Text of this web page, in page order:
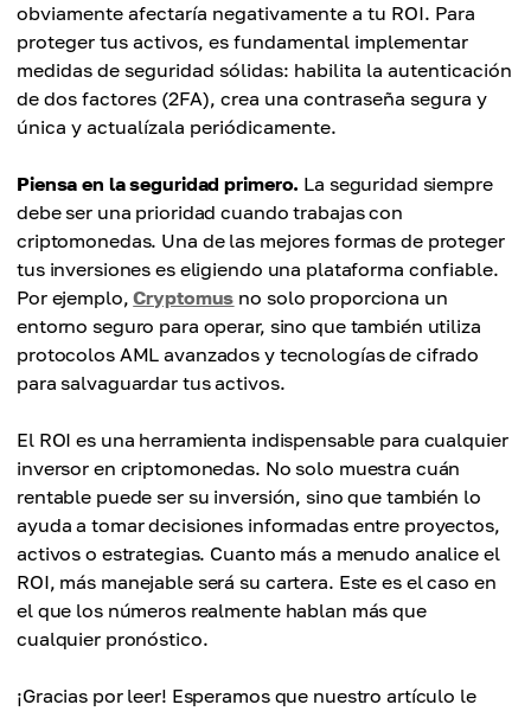
obviamente afectaría negativamente a tu ROI. Para
proteger tus activos, es fundamental implementar
medidas de seguridad sólidas: habilita la autenticación
de dos factores (2FA), crea una contraseña segura y
única y actualízala periódicamente.
Piensa en la seguridad primero. La seguridad siempre
debe ser una prioridad cuando trabajas con
criptomonedas. Una de las mejores formas de proteger
tus inversiones es eligiendo una plataforma confiable.
Por ejemplo,Cryptomus no solo proporciona un
entorno seguro para operar, sino que también utiliza
protocolos AML avanzados y tecnologías de cifrado
para salvaguardar tus activos.
El ROI es una herramienta indispensable para cualquier
inversor en criptomonedas. No solo muestra cuán
rentable puede ser su inversión, sino que también lo
ayuda a tomar decisiones informadas entre proyectos,
activos o estrategias. Cuanto más a menudo analice el
ROI, más manejable será su cartera. Este es el caso en
el que los números realmente hablan más que
cualquier pronóstico.
¡Gracias por leer! Esperamos que nuestro artículo le